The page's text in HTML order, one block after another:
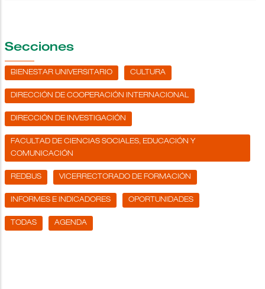
Secciones
BIENESTAR UNIVERSITARIO CULTURA
DIRECCIÓN DE COOPERACIÓN INTERNACIONAL
DIRECCIÓN DE INVESTIGACIÓN
FACULTAD DE CIENCIAS SOCIALES, EDUCACIÓN Y
COMUNICACIÓN
REDBUS VICERRECTORADO DE FORMACIÓN
INFORMES E INDICADORES OPORTUNIDADES
TODAS AGENDA